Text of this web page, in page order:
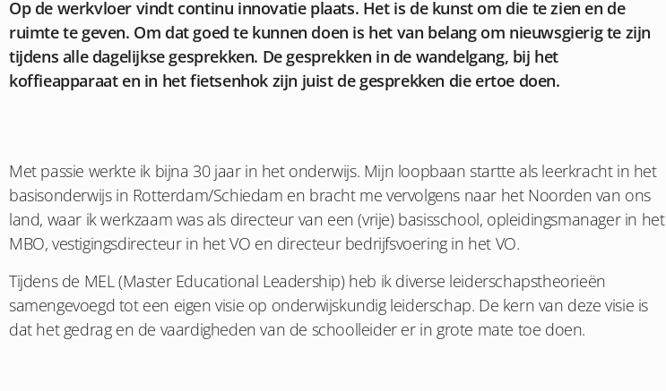
Op de werkvloer vindt continu innovatie plaats. Het is de kunst om die te zien en de
ruimte te geven. Om dat goed te kunnen doen is het van belang om nieuwsgierig te zijn
tijdens alle dagelijkse gesprekken. De gesprekken in de wandelgang, bij het
koffieapparaat en in het fietsenhok zijn juist de gesprekken die ertoe doen.
Met passie werkte ik bijna 30 jaar in het onderwijs. Mijn loopbaan startte als leerkracht in het
basisonderwijs in Rotterdam/Schiedam en bracht me vervolgens naar het Noorden van ons
land, waar ik werkzaam was als directeur van een (vrije) basisschool, opleidingsmanager in het
MBO, vestigingsdirecteur in het VO en directeur bedrijfsvoering in het VO.
Tijdens de MEL (Master Educational Leadership) heb ik diverse leiderschapstheorieën
samengevoegd tot een eigen visie op onderwijskundig leiderschap. De kern van deze visie is
dat het gedrag en de vaardigheden van de schoolleider er in grote mate toe doen.